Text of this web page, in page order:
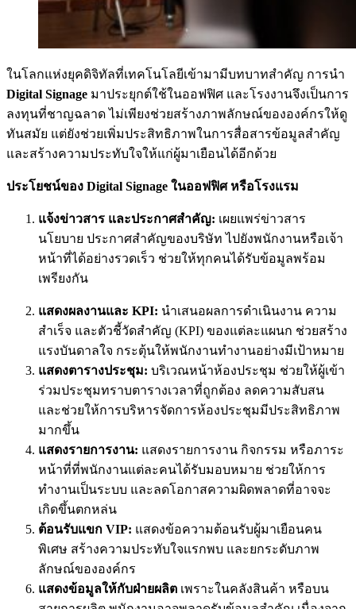
ในโลกแห่งยุคดิจิทัลที่เทคโนโลยีเข้ามามีบทบาทสำคัญ การนำ
Digital Signage มาประยุกต์ใช้ในออฟฟิศ และโรงงานจึงเป็นการ
ลงทุนที่ชาญฉลาด ไม่เพียงช่วยสร้างภาพลักษณ์ขององค์กรให้ดู
ทันสมัย แต่ยังช่วยเพิ่มประสิทธิภาพในการสื่อสารข้อมูลสำคัญ
และสร้างความประทับใจให้แก่ผู้มาเยือนได้อีกด้วย
ประโยชน์ของ Digital Signage ในออฟฟิศ หรือโรงแรม
แจ้งข่าวสาร และประกาศสำคัญ: เผยแพร่ข่าวสาร
นโยบาย ประกาศสำคัญของบริษัท ไปยังพนักงานหรือเจ้า
หน้าที่ได้อย่างรวดเร็ว ช่วยให้ทุกคนได้รับข้อมูลพร้อม
เพรียงกัน
แสดงผลงานและ KPI: นำเสนอผลการดำเนินงาน ความ
สำเร็จ และตัวชี้วัดสำคัญ (KPI) ของแต่ละแผนก ช่วยสร้าง
แรงบันดาลใจ กระตุ้นให้พนักงานทำงานอย่างมีเป้าหมาย
แสดงตารางประชุม: บริเวณหน้าห้องประชุม ช่วยให้ผู้เข้า
ร่วมประชุมทราบตารางเวลาที่ถูกต้อง ลดความสับสน
และช่วยให้การบริหารจัดการห้องประชุมมีประสิทธิภาพ
มากขึ้น
แสดงรายการงาน: แสดงรายการงาน กิจกรรม หรือภาระ
หน้าที่ที่พนักงานแต่ละคนได้รับมอบหมาย ช่วยให้การ
ทำงานเป็นระบบ และลดโอกาสความผิดพลาดที่อาจจะ
เกิดขึ้นตกหล่น
ต้อนรับแขก VIP: แสดงข้อความต้อนรับผู้มาเยือนคน
พิเศษ สร้างความประทับใจแรกพบ และยกระดับภาพ
ลักษณ์ขององค์กร
แสดงข้อมูลให้กับฝ่ายผลิต เพราะในคลังสินค้า หรือบน